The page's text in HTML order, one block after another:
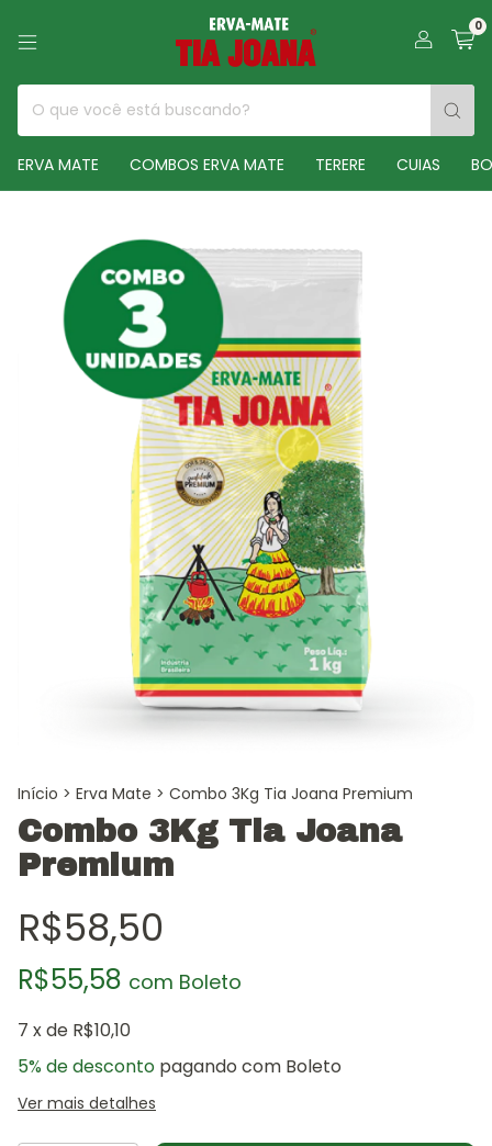
0
ERVA MATE COMBOS ERVA MATE TERERE CUIAS
Início > Erva Mate > Combo 3Kg Tia Joana Premium
Combo 3Kg Tia Joana
Premium
R$58,50
R$55,58 com Boleto
7 x de R$10,10
5% de desconto pagando com Boleto
Ver mais detalhes